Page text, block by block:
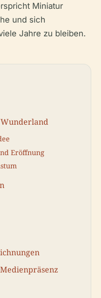
Miniatur
und sich
Jahre zu bleiben.
Eröffnung